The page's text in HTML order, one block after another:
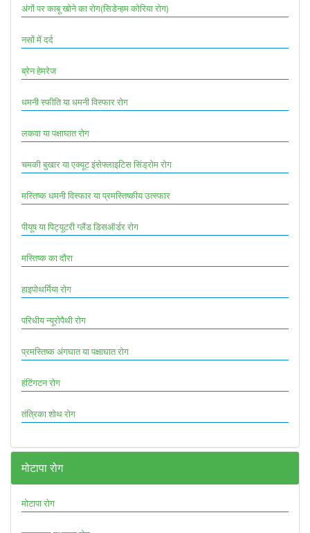
अंगों पर काबू खोने का रोग(सिडेन्हम कोरिया रोग)
नसों में दर्द
ब्रेन हेमरेज
धमनी स्फीति या धमनी विस्फार रोग
लकवा या पक्षाघात रोग
चमकी बुखार या एक्यूट इंसेफ्लाइटिस सिंड्रोम रोग
मस्तिष्क धमनी विस्फार या प्रमस्तिष्कीय उत्स्फार
पीयूष या पिट्यूटरी ग्लैंड डिसऑर्डर रोग
मस्तिष्क का दौरा
हाइपोथर्मिया रोग
परिधीय न्यूरोपैथी रोग
प्रमस्तिष्क अंगघात या पक्षाघात रोग
हंटिंगटन रोग
तंत्रिका शोथ रोग
मोटापा रोग
मोटापा रोग